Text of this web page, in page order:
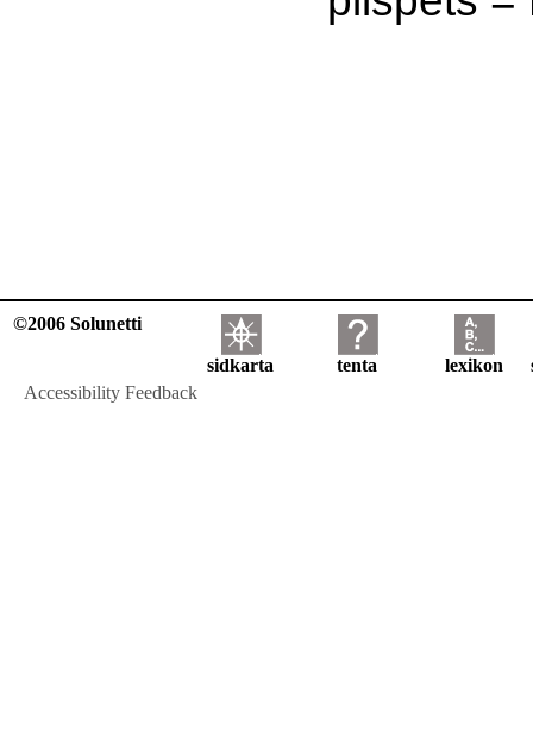
©2006 Solunetti
sidkarta tenta lexikon
Accessibility Feedback